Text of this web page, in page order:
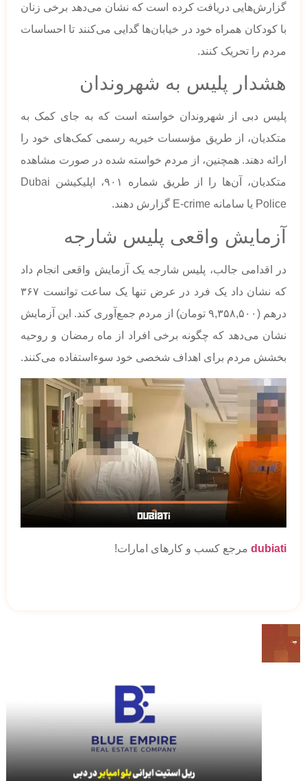
گزارش‌هایی دریافت کرده است که نشان می‌دهد برخی زنان
با کودکان همراه خود در خیابان‌ها گدایی می‌کنند تا احساسات
مردم را تحریک کنند.
هشدار پلیس به شهروندان
پلیس دبی از شهروندان خواسته است که به جای کمک به
متکدیان، از طریق مؤسسات خیریه رسمی کمک‌های خود را
ارائه دهند. همچنین، از مردم خواسته شده در صورت مشاهده
متکدیان، آن‌ها را از طریق شماره ۹۰۱، اپلیکیشن Dubai
Police یا سامانه E-crime گزارش دهند.
آزمایش واقعی پلیس شارجه
در اقدامی جالب، پلیس شارجه یک آزمایش واقعی انجام داد
که نشان داد یک فرد در عرض تنها یک ساعت توانست ۳۶۷
درهم (۹,۳۵۸,۵۰۰ تومان) از مردم جمع‌آوری کند. این آزمایش
نشان می‌دهد که چگونه برخی افراد از ماه رمضان و روحیه
بخشش مردم برای اهداف شخصی خود سوءاستفاده می‌کنند.
dubiati مرجع کسب و کارهای امارات!